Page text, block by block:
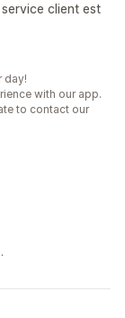
client est
day!
with our app.
to contact our